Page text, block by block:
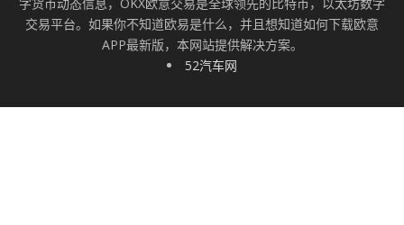
字货币动态信息，OKX欧意交易是全球领先的比特币，以太坊数字
交易平台。如果你不知道欧易是什么，并且想知道如何下载欧意
APP最新版，本网站提供解决方案。
52汽车网